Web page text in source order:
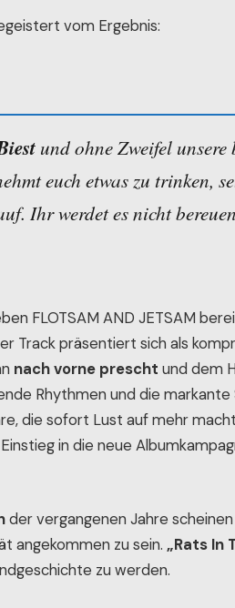
vom Ergebnis:
und ohne Zweifel
euch etwas zu trinken,
Ihr werdet es nicht
FLOTSAM AND JETSAM
Track präsentiert sich als
nach vorne prescht und dem
Rhythmen und die markante
die sofort Lust auf mehr
in die neue
der vergangenen Jahre scheinen
angekommen zu sein.„Rats In
zu werden.